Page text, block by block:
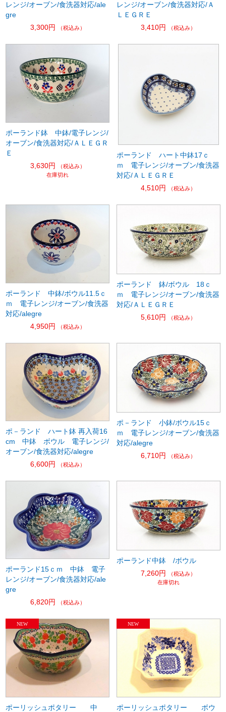
レンジ/オーブン/食洗器対応/ale
gre
3,300円
（税込み）
レンジ/オーブン/食洗器対応/Ａ
ＬＥＧＲＥ
3,410円
（税込み）
ポーランド鉢 中鉢/電子レンジ/
オーブン/食洗器対応/ＡＬＥＧＲ
Ｅ
3,630円
（税込み）
在庫切れ
ポーランド ハート中鉢17ｃ
ｍ 電子レンジ/オーブン/食洗器
対応/ＡＬＥＧＲＥ
4,510円
（税込み）
ポーランド 中鉢/ボウル11.5ｃ
ｍ 電子レンジ/オーブン/食洗器
対応/alegre
4,950円
（税込み）
ポーランド 鉢/ボウル 18ｃ
ｍ 電子レンジ/オーブン/食洗器
対応/ＡＬＥＧＲＥ
5,610円
（税込み）
ポ－ランド ハート鉢 再入荷16
cm 中鉢 ボウル 電子レンジ/
オーブン/食洗器対応/alegre
6,600円
（税込み）
ポ－ランド 小鉢/ボウル15ｃ
ｍ 電子レンジ/オーブン/食洗器
対応/alegre
6,710円
（税込み）
ポーランド15ｃｍ 中鉢 電子
レンジ/オーブン/食洗器対応/ale
gre
6,820円
（税込み）
ポーランド中鉢 /ボウル
7,260円
（税込み）
在庫切れ
ポーリッシュポタリー 中
ポーリッシュポタリー ボウ